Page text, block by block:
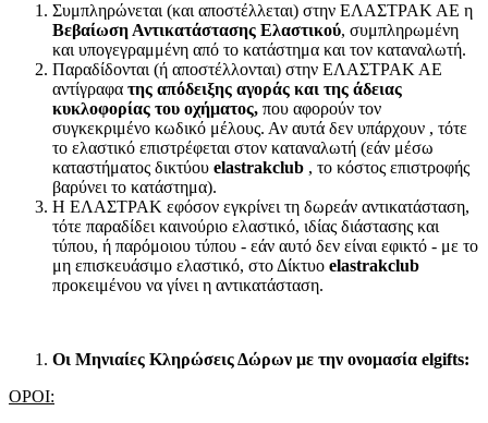
Συμπληρώνεται (και αποστέλλεται) στην ΕΛΑΣΤΡΑΚ ΑΕ η
Βεβαίωση Αντικατάστασης Ελαστικού, συμπληρωμένη
και υπογεγραμμένη από το κατάστημα και τον καταναλωτή.
Παραδίδονται (ή αποστέλλονται) στην ΕΛΑΣΤΡΑΚ ΑΕ
αντίγραφα της απόδειξης αγοράς και της άδειας
κυκλοφορίας του οχήματος, που αφορούν τον
συγκεκριμένο κωδικό μέλους. Αν αυτά δεν υπάρχουν , τότε
το ελαστικό επιστρέφεται στον καταναλωτή (εάν μέσω
καταστήματος δικτύου elastrakclub , το κόστος επιστροφής
βαρύνει το κατάστημα).
Η ΕΛΑΣΤΡΑΚ εφόσον εγκρίνει τη δωρεάν αντικατάσταση,
τότε παραδίδει καινούριο ελαστικό, ιδίας διάστασης και
τύπου, ή παρόμοιου τύπου - εάν αυτό δεν είναι εφικτό - με το
μη επισκευάσιμο ελαστικό, στο Δίκτυο elastrakclub
προκειμένου να γίνει η αντικατάσταση.
Οι Μηνιαίες Κληρώσεις Δώρων με την ονομασία elgifts:
ΟΡΟΙ: